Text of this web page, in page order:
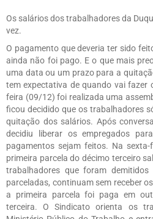
Os salários dos trabalhadores da
vez.
O pagamento que deveria ter sido
ainda não foi pago. E o que mais
uma data ou um prazo para a
tem expectativa de quando vai fazer
feira (09/12) foi realizada uma
ficou decidido que os trabalhadores
quitação dos salários. Após
decidiu liberar os empregados
pagamentos sejam feitos. Na
primeira parcela do décimo terceiro
trabalhadores que foram
parceladas, continuam sem receber
a primeira parcela foi paga em
terceira. O Sindicato orienta os